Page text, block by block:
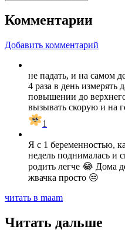
Комментарии
Добавить комментарий
не падать, и на самом
4 раза в день измерять
повышении до
вызывать скорую и на
1
Я с 1 беременностью,
недель поднималась и
родить легче 😂 Дома
жвачка просто 😒
читать в maam
Читать дальше